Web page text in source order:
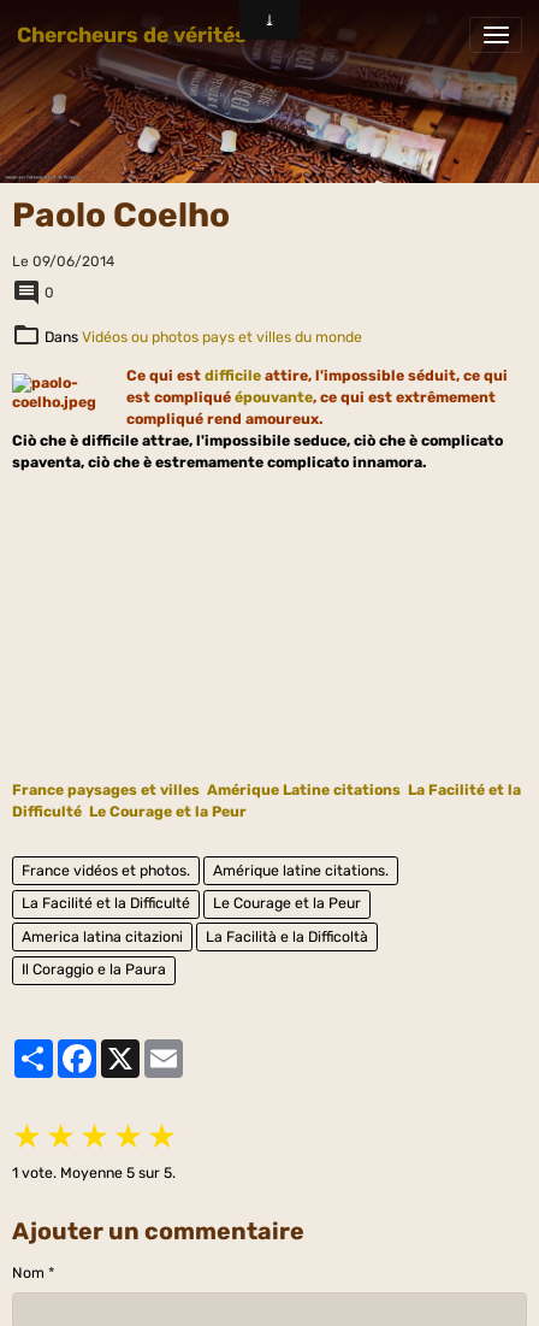
Chercheurs de vérités
Paolo Coelho
Le 09/06/2014
0
Dans Vidéos ou photos pays et villes du monde
Ce qui est difficile attire, l'impossible séduit, ce qui
est compliqué épouvante, ce qui est extrêmement
compliqué rend amoureux.
Ciò che è difficile attrae, l'impossibile seduce, ciò che è complicato
spaventa, ciò che è estremamente complicato innamora.
France paysages et villes Amérique Latine citations La Facilité et la
Difficulté Le Courage et la Peur
France vidéos et photos.
Amérique latine citations.
La Facilité et la Difficulté
Le Courage et la Peur
America latina citazioni
La Facilità e la Difficoltà
Il Coraggio e la Paura
PartagerFacebook
★ ★ ★ ★ ★
1 vote. Moyenne 5 sur 5.
Ajouter un commentaire
Nom